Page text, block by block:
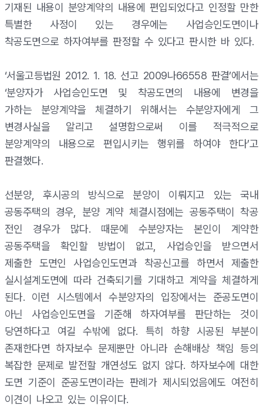
기재된 내용이 분양계약의 내용에 편입되었다고 인정할 만한
특별한 사정이 있는 경우에는 사업승인도면이나
착공도면으로 하자여부를 판정할 수 있다고 판시한 바 있다.
‘서울고등법원 2012. 1. 18. 선고 2009나66558 판결’에서는
‘분양자가 사업승인도면 및 착공도면의 내용에 변경을
가하는 분양계약을 체결하기 위해서는 수분양자에게 그
변경사실을 알리고 설명함으로써 이를 적극적으로
분양계약의 내용으로 편입시키는 행위를 하여야 한다’고
판결했다.
선분양, 후시공의 방식으로 분양이 이뤄지고 있는 국내
공동주택의 경우, 분양 계약 체결시점에는 공동주택이 착공
전인 경우가 많다. 때문에 수분양자는 본인이 계약한
공동주택을 확인할 방법이 없고, 사업승인을 받으면서
제출한 도면인 사업승인도면과 착공신고를 하면서 제출한
실시설계도면에 따라 건축되기를 기대하고 계약을 체결하게
된다. 이런 시스템에서 수분양자의 입장에서는 준공도면이
아닌 사업승인도면을 기준해 하자여부를 판단하는 것이
당연하다고 여길 수밖에 없다. 특히 하향 시공된 부분이
존재한다면 하자보수 문제뿐만 아니라 손해배상 책임 등의
복잡한 문제로 발전할 개연성도 없지 않다. 하자보수에 대한
도면 기준이 준공도면이라는 판례가 제시되었음에도 여전히
이견이 나오고 있는 이유이다.